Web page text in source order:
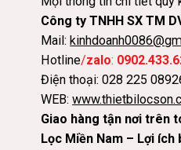
Công ty TNHH SX TM
Mail:
Hotline/zalo:
Điện thoại: 028 225
WEB:
Giao hàng tận nơi trên
Lọc Miền Nam – Lợi